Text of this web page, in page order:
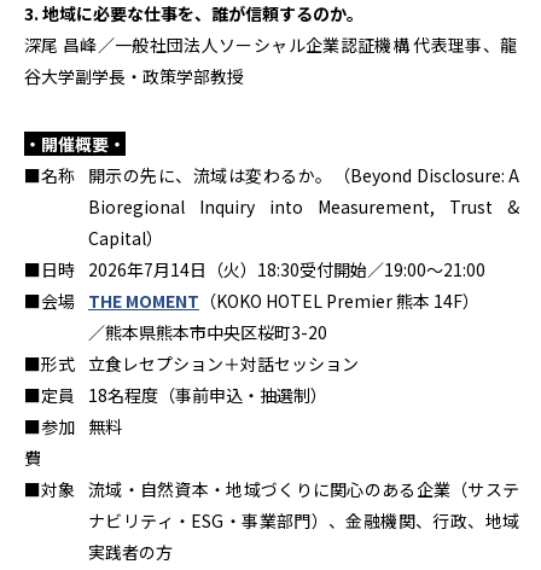
3. 地域に必要な仕事を、誰が信頼するのか。
深尾 昌峰／一般社団法人ソーシャル企業認証機構 代表理事、龍
谷大学副学長・政策学部教授
・開催概要・
■名称 開示の先に、流域は変わるか。（Beyond Disclosure: A
Bioregional Inquiry into Measurement, Trust &
Capital）
■日時 2026年7月14日（火）18:30受付開始／19:00〜21:00
■会場
THE MOMENT （KOKO HOTEL Premier 熊本 14F）
／熊本県熊本市中央区桜町3-20
■形式 立食レセプション＋対話セッション
■定員
18名程度（事前申込・抽選制）
■参加
費
無料
■対象 流域・自然資本・地域づくりに関心のある企業（サステ
ナビリティ・ESG・事業部門）、金融機関、行政、地域
実践者の方